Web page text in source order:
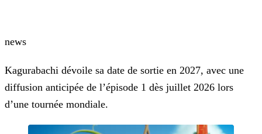
news
Kagurabachi dévoile sa date de sortie en 2027, avec une
diffusion anticipée de l’épisode 1 dès juillet 2026 lors
d’une tournée mondiale.